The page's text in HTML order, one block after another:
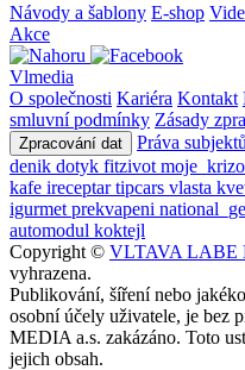
Návody a šablony E-shop
Akce
Vlmedia
O společnosti Kariéra Kontakt
smluvní podmínky Zásady
Zpracování dat
Práva
denik dotyk fitzivot
kafe ireceptartipcars vlasta
igurmet prekvapeni
automodul koktejl
Copyright © VLTAVA LABE
vyhrazena.
Publikování, šíření nebo
osobní účely uživatele, je bez
MEDIA a.s. zakázáno. Toto
jejich obsah.